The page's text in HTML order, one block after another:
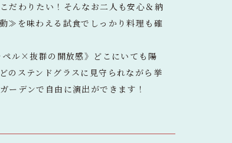
だわりたい！そんなお二人も安心＆納
≫を味わえる試食でしっかり料理も確
ル×抜群の開放感》どこにいても陽
のステンドグラスに見守られながら挙
ーデンで自由に演出ができます！